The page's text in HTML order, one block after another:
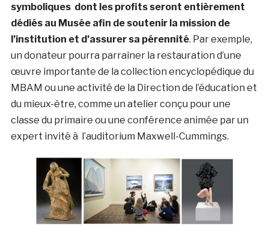
symboliques dont les profits seront entièrement
dédiés au Musée afin de soutenir la mission de
l’institution et d’assurer sa pérennité. Par exemple,
un donateur pourra parrainer la restauration d’une
œuvre importante de la collection encyclopédique du
MBAM ou une activité de la Direction de l’éducation et
du mieux-être, comme un atelier conçu pour une
classe du primaire ou une conférence animée par un
expert invité à l’auditorium Maxwell-Cummings.